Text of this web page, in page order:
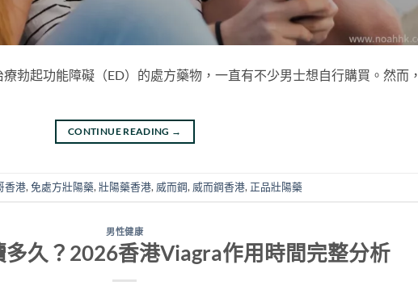
勃起功能障礙（ED）的處方藥物，一直有不少男士想自行購買。然而
CONTINUE READING →
香港, 免處方壯陽藥, 壯陽藥香港, 威而鋼, 威而鋼香港, 正品壯陽藥
男性健康
多久？2026香港Viagra作用時間完整分析